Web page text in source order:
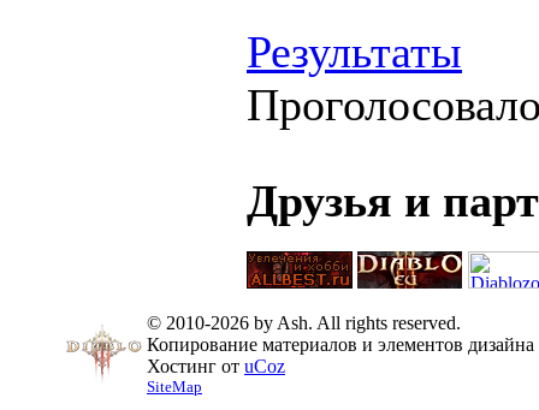
Результаты
Друзья и
© 2010-2026 by Ash. All rights reserved.
Копирование материалов и элементов
Хостинг от uCoz
SiteMap